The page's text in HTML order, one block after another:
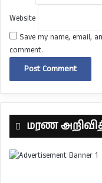
Website
Save my name, email,
comment.
மரண